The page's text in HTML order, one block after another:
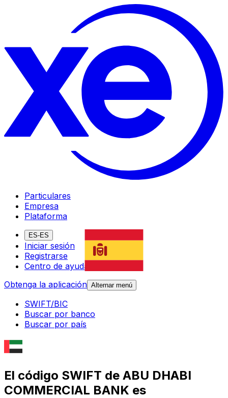
Particulares
Empresa
Plataforma
ES-ES
Iniciar sesión
Registrarse
Centro de ayuda
Obtenga la aplicación Alternar menú
SWIFT/BIC
Buscar por banco
Buscar por país
El código SWIFT de ABU DHABI
COMMERCIAL BANK es